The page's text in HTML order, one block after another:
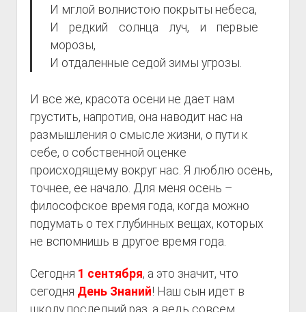
И мглой волнистою покрыты небеса,
И редкий солнца луч, и первые
морозы,
И отдаленные седой зимы угрозы.
И все же, красота осени не дает нам
грустить, напротив, она наводит нас на
размышления о смысле жизни, о пути к
себе, о собственной оценке
происходящему вокруг нас. Я люблю осень,
точнее, ее начало. Для меня осень –
философское время года, когда можно
подумать о тех глубинных вещах, которых
не вспомнишь в другое время года.
Сегодня 1 сентября, а это значит, что
сегодня День Знаний! Наш сын идет в
школу последний раз, а ведь совсем